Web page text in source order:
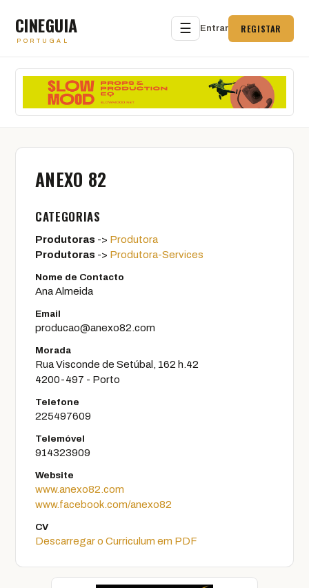
CINEGUIA
PORTUGAL
☰ Entrar REGISTAR
ANEXO 82
CATEGORIAS
Produtoras -> Produtora
Produtoras -> Produtora-Services
Nome de Contacto
Ana Almeida
Email
producao@anexo82.com
Morada
Rua Visconde de Setúbal, 162 h.42
4200-497 - Porto
Telefone
225497609
Telemóvel
914323909
Website
www.anexo82.com
www.facebook.com/anexo82
CV
Descarregar o Curriculum em PDF